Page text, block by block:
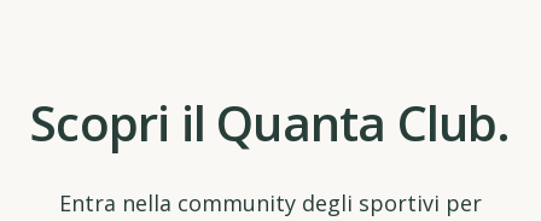
Scopri il Quanta Club.
Entra nella community degli sportivi per